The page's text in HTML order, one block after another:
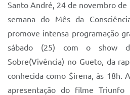
Portal da Educação
Quadra Fiscal
Sistema Colab
Santo André, 24 de novembro
semana do Mês da
promove intensa programação
sábado (25) com o show
Sobre(Vivência) no Gueto, da
conhecida como $irena, às 18h.
apresentação do filme